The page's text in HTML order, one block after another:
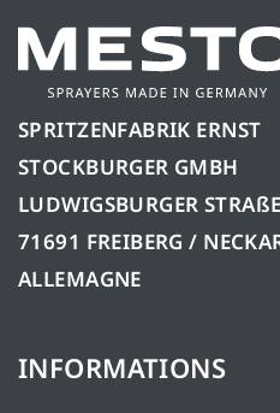
SPRITZENFABRIK ERNST
STOCKBURGER GMBH
LUDWIGSBURGER
71691 FREIBERG /
ALLEMAGNE
INFORMATIONS